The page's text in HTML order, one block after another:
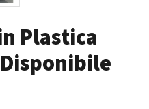
Plastica